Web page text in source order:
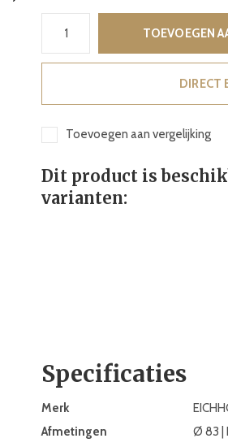
TOEVOEGEN
DIRECT
Toevoegen aan vergelijking
Dit product is
varianten:
Specificaties
Merk
Afmetingen
Ø 83 |